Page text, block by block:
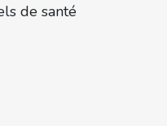
de santé